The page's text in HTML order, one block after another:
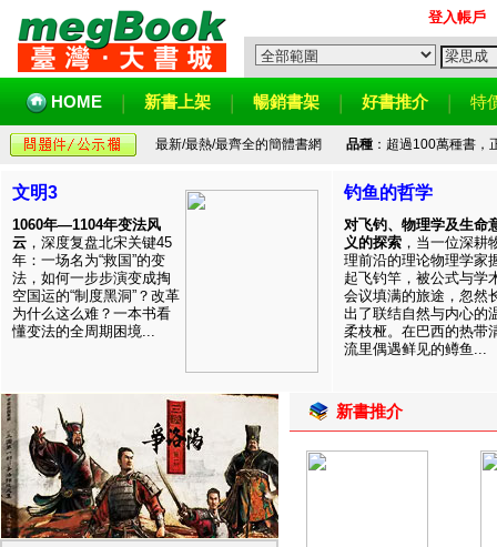
登入帳戶
HOME 新書上架 暢銷書架 好書推介 特
最新/最熱/最齊全的簡體書網 品種：超過100萬種書，
文明3
1060年—1104年变法风
云 ，深度复盘北宋关键45
年：一场名为“救国”的变
法，如何一步步演变成掏
空国运的“制度黑洞”？改革
为什么这么难？一本书看
懂变法的全周期困境...
钓鱼的哲学
对飞钓、物理学及生命
义的探索 ，当一位深耕
理前沿的理论物理学家
起飞钓竿，被公式与学
会议填满的旅途，忽然
出了联结自然与内心的
柔枝桠。在巴西的热带
流里偶遇鲜见的鳟鱼...
新書推介